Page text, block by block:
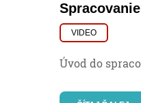
VIDEO
Úvod do